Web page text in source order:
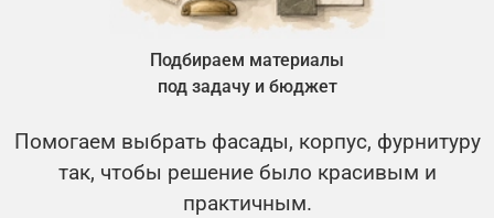
Подбираем материалы
под задачу и бюджет
Помогаем выбрать фасады, корпус, фурнитуру
так, чтобы решение было красивым и
практичным.